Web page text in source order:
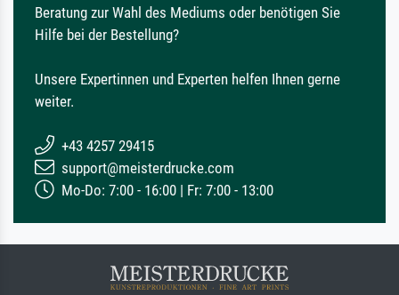
Beratung zur Wahl des Mediums oder benötigen Sie
Hilfe bei der Bestellung?
Unsere Expertinnen und Experten helfen Ihnen gerne
weiter.
+43 4257 29415
support@meisterdrucke.com
Mo-Do: 7:00 - 16:00 | Fr: 7:00 - 13:00